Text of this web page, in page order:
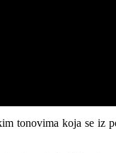
tonovima koja se iz